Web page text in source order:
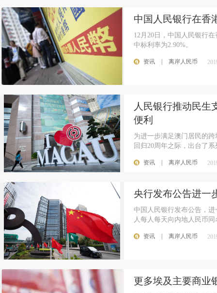
中国人民银行在香
12月20日，中国人民银行
中标利率为2.90%。
资讯 离岸人民币
人民银行推动民生
便利
为进一步满足澳门居民的
回归20周年之际，出台了
资讯 离岸人民币
央行发布公告进一
中国人民银行发布公告，
人每人每天向内地人民币
资讯 离岸人民币
更多埃及主要商业